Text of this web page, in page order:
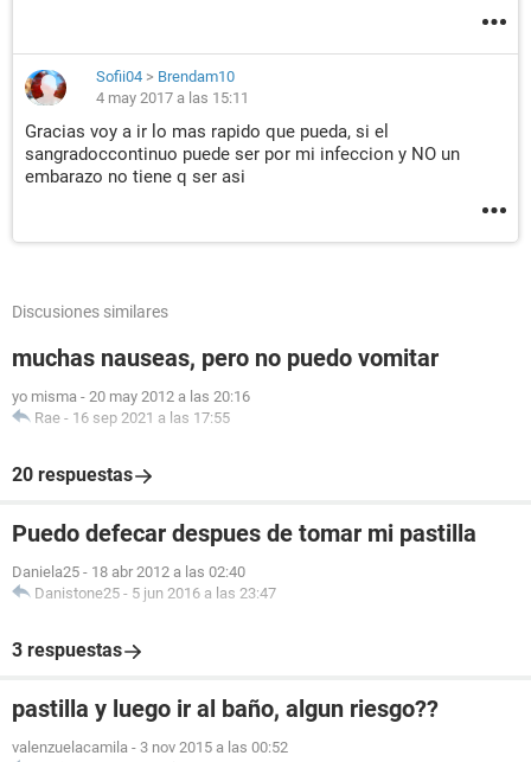
Sofii04 > Brendam10
4 may 2017 a las 15:11
Gracias voy a ir lo mas rapido que pueda, si el
sangradoccontinuo puede ser por mi infeccion y NO un
embarazo no tiene q ser asi
Discusiones similares
muchas nauseas, pero no puedo vomitar
yo misma - 20 may 2012 a las 20:16
Rae - 16 sep 2021 a las 17:55
20 respuestas
Puedo defecar despues de tomar mi pastilla
Daniela25 - 18 abr 2012 a las 02:40
Danistone25 - 5 jun 2016 a las 23:47
3 respuestas
pastilla y luego ir al baño, algun riesgo??
valenzuelacamila - 3 nov 2015 a las 00:52